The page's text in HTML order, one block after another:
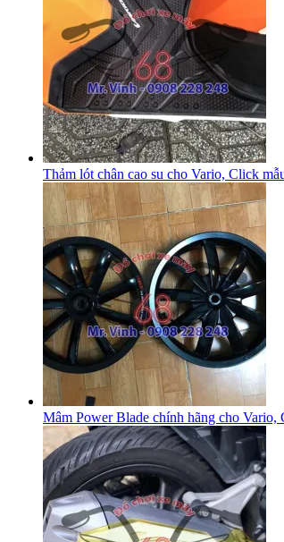
Thảm lót chân cao su cho Vario, Click
Mâm Power Blade chính hãng cho Vario,